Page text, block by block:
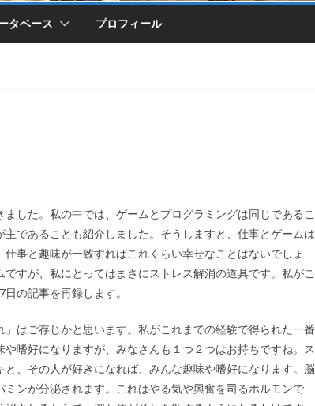
タベース プロフィール
した。私の中では、ゲームとプログラミングは同じであるこ
であることも紹介しました。そうしますと、仕事とゲームは
事と趣味が一致すればこれくらい幸せなことはないでしょ
すが、私にとってはまさにストレス解消の道具です。私がこ
の記事を再録します。
はご存じかと思います。私がこれまでの経験で得られた一番
嗜好になりますが、みなさんも１つ２つはお持ちですね。ス
、その人が好きになれば、みんな趣味や嗜好になります。脳
ンが分泌されます。これはやる気や興奮を司るホルモンで